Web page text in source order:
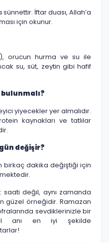
İftar duası, Allah’a
için okunur.
orucun hurma ve su ile
su, süt, zeytin gibi hafif
yiyecekler yer almalıdır.
kaynakları ve tatlılar
değişir?
birkaç dakika değiştiği için
değil, aynı zamanda
güzel örneğidir. Ramazan
sevdiklerinizle bir
anı en iyi şekilde